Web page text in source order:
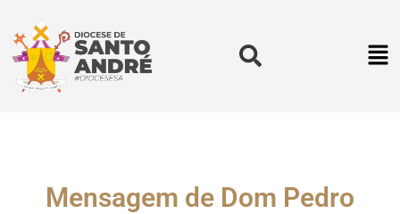
Mensagem de Dom Pedro